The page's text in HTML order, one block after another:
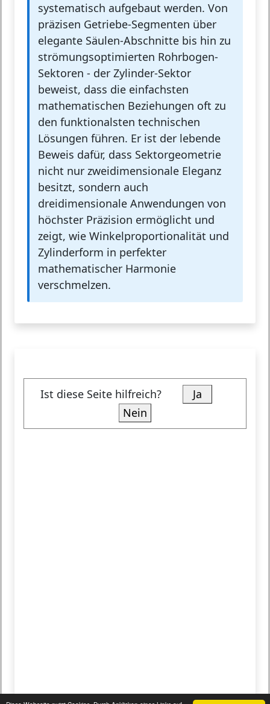
systematisch aufgebaut werden. Von
präzisen Getriebe-Segmenten über
elegante Säulen-Abschnitte bis hin zu
strömungsoptimierten Rohrbogen-
Sektoren - der Zylinder-Sektor
beweist, dass die einfachsten
mathematischen Beziehungen oft zu
den funktionalsten technischen
Lösungen führen. Er ist der lebende
Beweis dafür, dass Sektorgeometrie
nicht nur zweidimensionale Eleganz
besitzt, sondern auch
dreidimensionale Anwendungen von
höchster Präzision ermöglicht und
zeigt, wie Winkelproportionalität und
Zylinderform in perfekter
mathematischer Harmonie
verschmelzen.
Ist diese Seite hilfreich?
Ja
Nein